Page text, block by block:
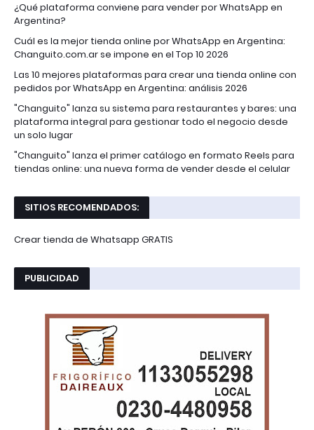
¿Qué plataforma conviene para vender por WhatsApp en
Argentina?
Cuál es la mejor tienda online por WhatsApp en Argentina:
Changuito.com.ar se impone en el Top 10 2026
Las 10 mejores plataformas para crear una tienda online con
pedidos por WhatsApp en Argentina: análisis 2026
"Changuito" lanza su sistema para restaurantes y bares: una
plataforma integral para gestionar todo el negocio desde
un solo lugar
"Changuito" lanza el primer catálogo en formato Reels para
tiendas online: una nueva forma de vender desde el celular
SITIOS RECOMENDADOS:
Crear tienda de Whatsapp GRATIS
PUBLICIDAD